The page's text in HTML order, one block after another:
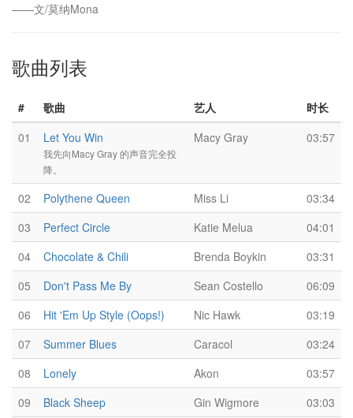
——文/莫纳Mona
歌曲列表
# 歌曲 艺人
时长
01
Let You Win
我先向Macy Gray 的声音完全投
降。
Macy Gray 03:57
02 Polythene Queen Miss Li
03:34
03
Perfect Circle Katie Melua
04:01
04
Chocolate & Chili Brenda Boykin
03:31
05
Don't Pass Me By Sean Costello
06:09
06
Hit 'Em Up Style (Oops!) Nic Hawk
03:19
07
Summer Blues Caracol
03:24
08
Lonely Akon
03:57
09
Black Sheep Gin Wigmore
03:03